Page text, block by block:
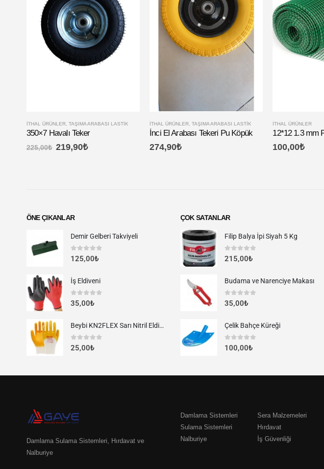
İTHAL ÜRÜNLER, TAŞIMA ARABASI LASTIK
350×7 Havalı Teker
225,00₺ 219,90₺
İTHAL ÜRÜNLER,TAŞIMA ARABASI LASTIK
İnci El Arabası Tekeri Pu Köpük
274,90₺
İTHAL ÜRÜNLER
100,00₺
ÖNE ÇIKANLAR
Demir Gelberi Takviyeli
0 out of 5
125,00₺
İş Eldiveni
0out of 5
35,00₺
Beybi KN2FLEX Sarı Nitril Eldiven
0out of 5
25,00₺
ÇOK SATANLAR
Filip Balya İpi Siyah 5 Kg
0out of 5
215,00₺
Budama ve Narenciye Makası
0out of 5
35,00₺
Çelik Bahçe Küreği
0 out of 5
100,00₺
Damlama Sulama Sistemleri, Hırdavat ve
Nalburiye
Damlama Sistemleri
Sulama Sistemleri
Nalburiye
Sera Malzemeleri
Hırdavat
İş Güvenliği